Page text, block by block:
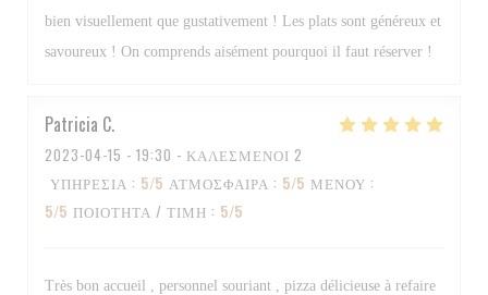
bien visuellement que gustativement ! Les plats sont généreux et
savoureux ! On comprends aisément pourquoi il faut réserver !
Patricia C
2023-04-15 - 19:30 - ΚΑΛΕΣΜΈΝΟΙ 2
ΥΠΗΡΕΣΊΑ : 5/5 ΑΤΜΌΣΦΑΙΡΑ : 5/5 ΜΕΝΟΎ :
5/5 ΠΟΙΌΤΗΤΑ / ΤΙΜΉ : 5/5
Très bon accueil , personnel souriant , pizza délicieuse à refaire